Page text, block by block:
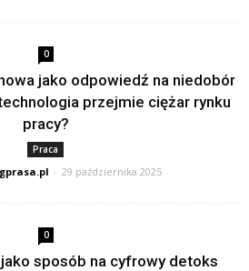
0
jako odpowiedź na niedobór
przejmie ciężar rynku
pracy?
Praca
- 29 października 2025
0
sposób na cyfrowy detoks